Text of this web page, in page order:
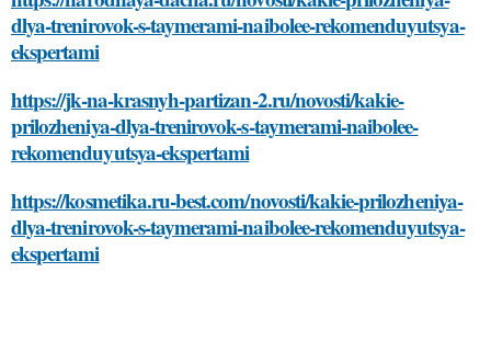
dlya-trenirovok-s-taymerami-naibolee-rekomenduyutsya-
ekspertami
https://jk-na-krasnyh-partizan-2.ru/novosti/kakie-
prilozheniya-dlya-trenirovok-s-taymerami-naibolee-
rekomenduyutsya-ekspertami
https://kosmetika.ru-best.com/novosti/kakie-prilozheniya-
dlya-trenirovok-s-taymerami-naibolee-rekomenduyutsya-
ekspertami